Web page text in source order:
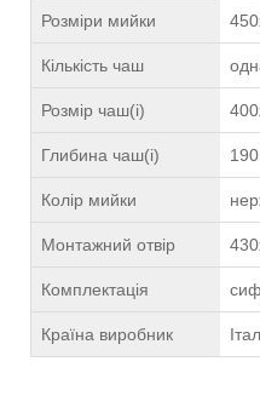
Розміри мийки
Кількість чаш
Розмір чаш(і)
Глибина чаш(і)
Колір мийки
Монтажний отвір
Комплектація
Країна виробник